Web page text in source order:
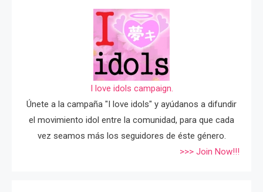
I love idols campaign.
Únete a la campaña "I love idols" y ayúdanos a difundir
el movimiento idol entre la comunidad, para que cada
vez seamos más los seguidores de éste género.
>>> Join Now!!!